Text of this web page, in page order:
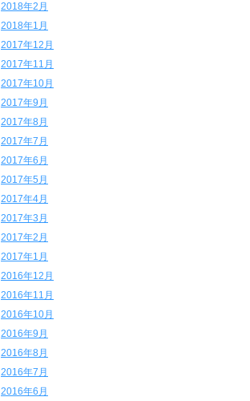
2018年2月
2018年1月
2017年12月
2017年11月
2017年10月
2017年9月
2017年8月
2017年7月
2017年6月
2017年5月
2017年4月
2017年3月
2017年2月
2017年1月
2016年12月
2016年11月
2016年10月
2016年9月
2016年8月
2016年7月
2016年6月